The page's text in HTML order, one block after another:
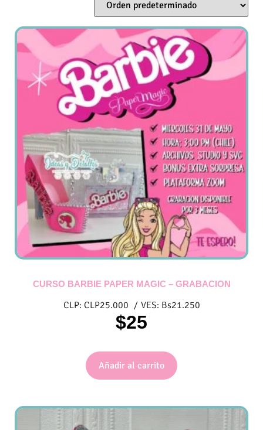
CURSO BARBIE PAPER MAGIC – GRABACION
CLP: CLP25.000 / VES: Bs21.250
$25
Añadir al carrito